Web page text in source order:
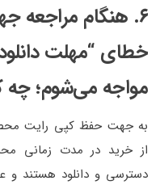
۶. هنگام مراجعه
خطای “مهلت
مواجه می‌شوم؛ چه
به جهت حفظ کپی رایت
از خرید در مدت زمانی
دسترسی و دانلود هستند و